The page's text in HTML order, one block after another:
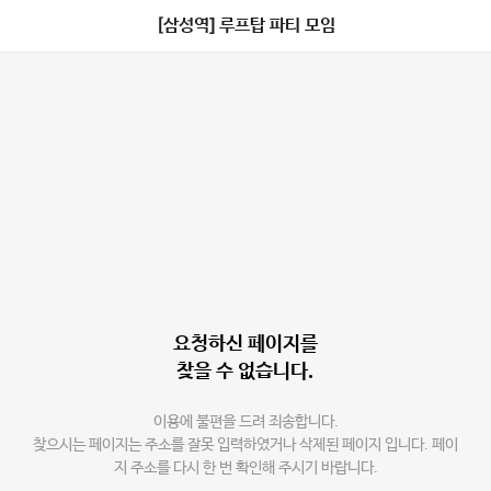
[삼성역] 루프탑 파티 모임
요청하신 페이지를
찾을 수 없습니다.
이용에 불편을 드려 죄송합니다.
찾으시는 페이지는 주소를 잘못 입력하였거나 삭제된 페이지 입니다. 페이
지 주소를 다시 한 번 확인해 주시기 바랍니다.